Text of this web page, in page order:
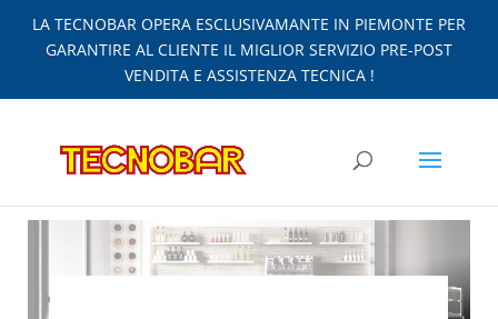
LA TECNOBAR OPERA ESCLUSIVAMANTE IN PIEMONTE PER
GARANTIRE AL CLIENTE IL MIGLIOR SERVIZIO PRE-POST
VENDITA E ASSISTENZA TECNICA !